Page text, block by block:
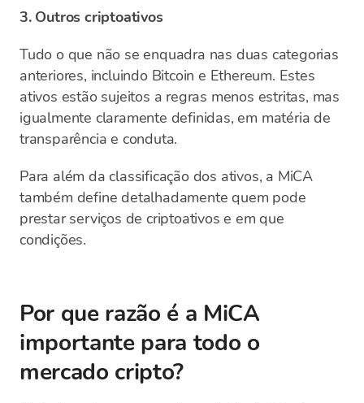
3. Outros criptoativos
Tudo o que não se enquadra nas duas categorias
anteriores, incluindo Bitcoin e Ethereum. Estes
ativos estão sujeitos a regras menos estritas, mas
igualmente claramente definidas, em matéria de
transparência e conduta.
Para além da classificação dos ativos, a MiCA
também define detalhadamente quem pode
prestar serviços de criptoativos e em que
condições.
Por que razão é a MiCA
importante para todo o
mercado cripto?